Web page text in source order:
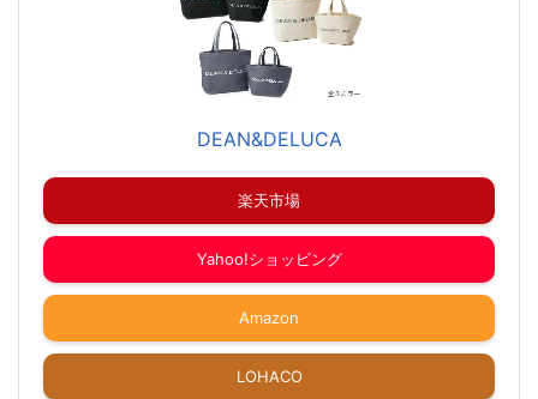
DEAN&DELUCA
楽天市場
Yahoo!ショッピング
Amazon
LOHACO